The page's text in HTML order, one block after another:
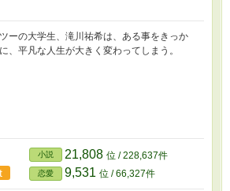
ーの大学生、滝川祐希は、ある事をきっか
、平凡な人生が大きく変わってしまう。
小説 21,808 位 / 228,637件
恋愛 9,531 位 / 66,327件